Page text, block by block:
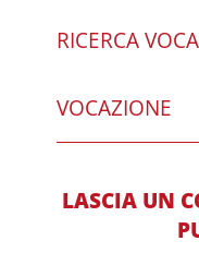
RICERCA
VOCAZIONE
LASCIA UN